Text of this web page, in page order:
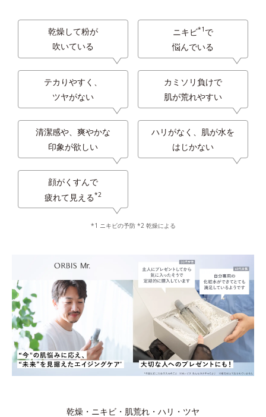
乾燥して粉が
吹いている
ニキビ*1 で
悩んでいる
テカりやすく、
ツヤがない
カミソリ負けで
肌が荒れやすい
清潔感や、爽やかな
印象が欲しい
ハリがなく、肌が水を
はじかない
顔がくすんで
疲れて見える*2
*1 ニキビの予防 *2 乾燥による
乾燥・ニキビ・肌荒れ・ハリ・ツヤ